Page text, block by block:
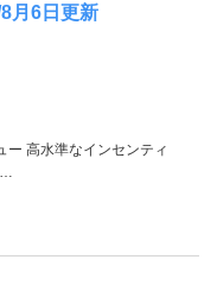
月6日更新
ー 高水準なインセンティ